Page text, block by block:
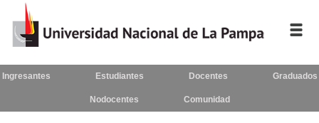
La UNLPam
Ingresantes Estudiantes Docentes Graduados
Nodocentes Comunidad